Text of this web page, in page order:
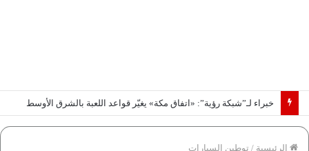
خبراء لـ”شبكة رؤية”: «اتفاق مكة» يغيّر قواعد اللعبة بالشرق الأوسط
الرئيسية / توطين السيارات